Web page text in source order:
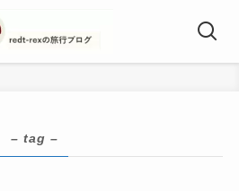
– tag –